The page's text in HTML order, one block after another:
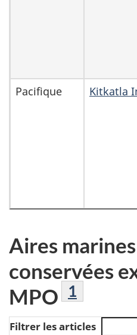
Pacifique
Kitkatla
Aires
conservées
MPO Note de
1
Filtrer les articles